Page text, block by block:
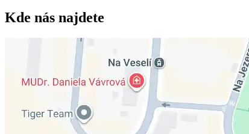
Kde nás najdete